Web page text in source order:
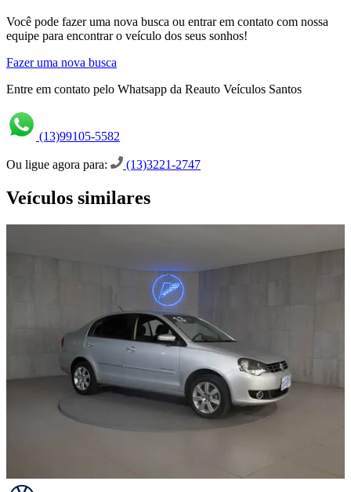
Você pode fazer uma nova busca ou entrar em contato com nossa
equipe para encontrar o veículo dos seus sonhos!
Fazer uma nova busca
Entre em contato pelo Whatsapp da Reauto Veículos Santos
(13)99105-5582
Ou ligue agora para: (13)3221-2747
Veículos similares